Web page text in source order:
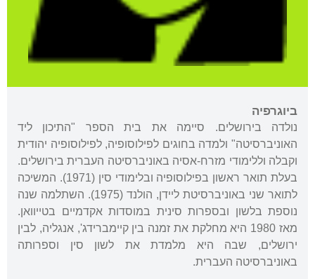
ביוגרפיה
נולדה בירושלים. סיימה את בית הספר "התיכון ליד
האוניברסיטה" ולמדה בחוגים לפילוסופיה, לפילוסופיה יהודית
וקבלה וללימודי מזרח-אסיה באוניברסיטה העברית בירושלים.
בעלת תואר ראשון בפילוסופיה ובלימודי סין (1971). המשיכה
לתואר שני באוניברסיטת ליידן, הולנד (1975). השתלמה שנה
נוספת בלשון ובספרות סינית במוסדות אקדמיים בטייוואן.
מאז 1980 היא מחלקת את זמנה בין קיימברידג', אנגליה, לבין
ירושלים, שבה היא מלמדת את לשון סין וספרותה
באוניברסיטה העברית.